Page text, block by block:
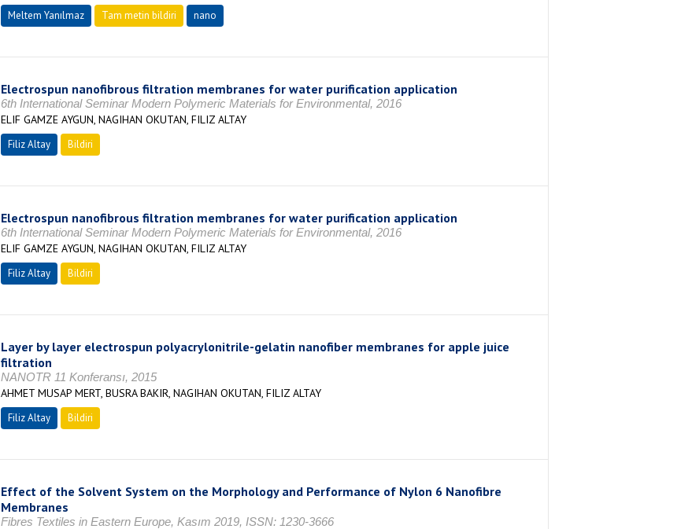
Meltem Yanılmaz Tam metin bildiri nano
Electrospun nanofibrous filtration membranes for water purification application
6th International Seminar Modern Polymeric Materials for Environmental, 2016
ELIF GAMZE AYGUN, NAGIHAN OKUTAN, FILIZ ALTAY
Filiz Altay Bildiri
Electrospun nanofibrous filtration membranes for water purification application
6th International Seminar Modern Polymeric Materials for Environmental, 2016
ELIF GAMZE AYGUN, NAGIHAN OKUTAN, FILIZ ALTAY
Filiz Altay Bildiri
Layer by layer electrospun polyacrylonitrile-gelatin nanofiber membranes for apple juice
filtration
NANOTR 11 Konferansı, 2015
AHMET MUSAP MERT, BUSRA BAKIR, NAGIHAN OKUTAN, FILIZ ALTAY
Filiz Altay Bildiri
Effect of the Solvent System on the Morphology and Performance of Nylon 6 Nanofibre
Membranes
Fibres Textiles in Eastern Europe, Kasım 2019, ISSN: 1230-3666